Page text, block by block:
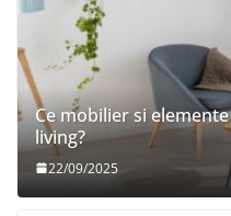
Ce mobilier si
living?
22/09/2025